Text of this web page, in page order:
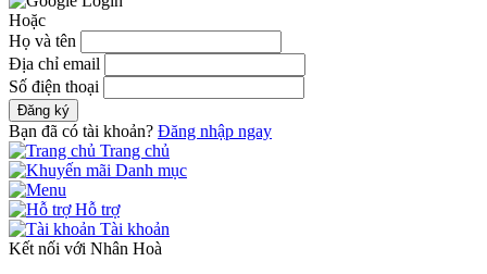
Hoặc
Họ và tên
Địa chỉ email
Số điện thoại
Đăng ký
Bạn đã có tài khoản? Đăng nhập ngay
Trang chủ
Danh mục
Hỗ trợ
Tài khoản
Kết nối với Nhân Hoà